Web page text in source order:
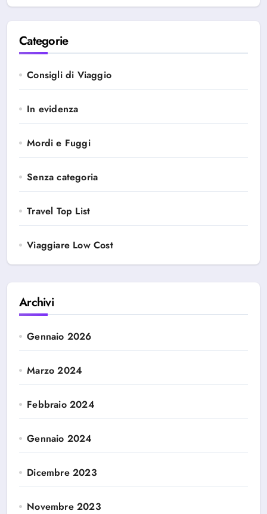
Categorie
Consigli di Viaggio
In evidenza
Mordi e Fuggi
Senza categoria
Travel Top List
Viaggiare Low Cost
Archivi
Gennaio 2026
Marzo 2024
Febbraio 2024
Gennaio 2024
Dicembre 2023
Novembre 2023